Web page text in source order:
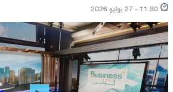
11:30 - 27 يوليو 2026